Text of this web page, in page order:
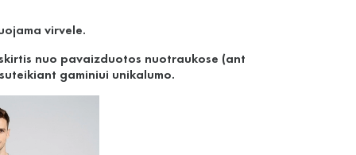
virvele.
nuo pavaizduotos nuotraukose (ant
gaminiui unikalumo.